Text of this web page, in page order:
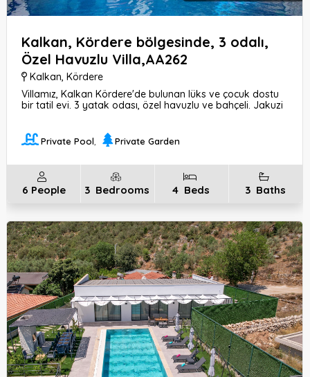
Kalkan, Kördere bölgesinde, 3 odalı,
Özel Havuzlu Villa,AA262
Kalkan,Kördere
Villamız, Kalkan Kördere'de bulunan lüks ve çocuk dostu
bir tatil evi. 3 yatak odası, özel havuzlu ve bahçeli. Jakuzi
Private Pool Private Garden
6 People 3 Bedrooms 4 Beds 3 Baths